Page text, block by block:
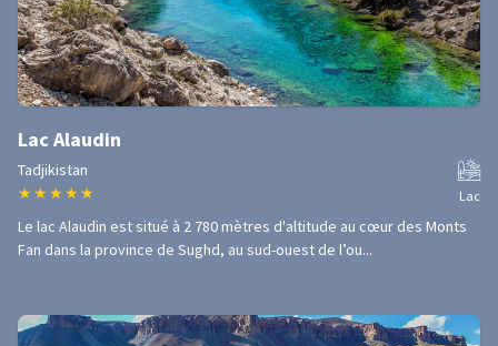
Lac Alaudin
Tadjikistan
★ ★ ★ ★ ★ Lac
Le lac Alaudin est situé à 2 780 mètres d'altitude au cœur des Monts
Fan dans la province de Sughd, au sud-ouest de l’ou...